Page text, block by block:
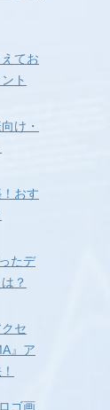
てお
ト
け・
おす
たデ
？
セ
』ア
ゴ画